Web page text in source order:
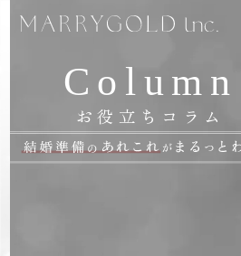
Column
お役立ちコラム